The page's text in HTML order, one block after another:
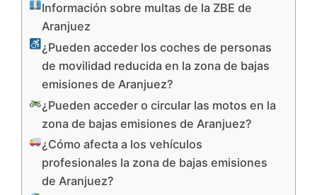
Información sobre multas de la ZBE de
Aranjuez
¿Pueden acceder los coches de personas
de movilidad reducida en la zona de bajas
emisiones de Aranjuez?
¿Pueden acceder o circular las motos en la
zona de bajas emisiones de Aranjuez?
¿Cómo afecta a los vehículos
profesionales la zona de bajas emisiones
de Aranjuez?